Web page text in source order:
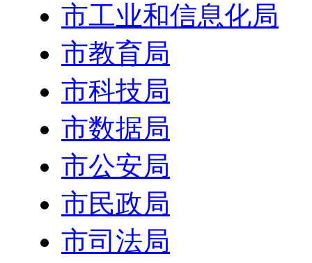
市工业和信息化局
市教育局
市科技局
市数据局
市公安局
市民政局
市司法局